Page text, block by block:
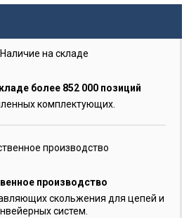
более 852 000 позиций
комплектующих.
производство
скольжения для цепей и
систем.